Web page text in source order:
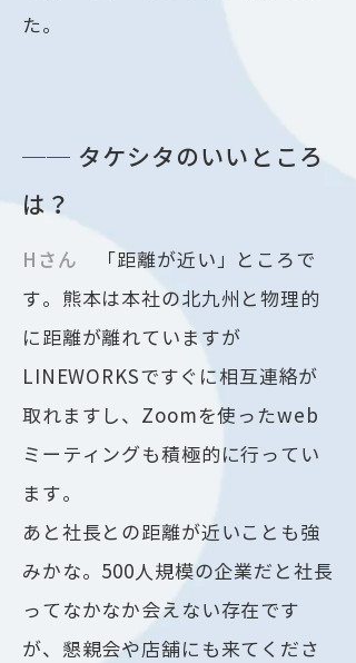
た。
── タケシタのいいところ
は？
Hさん 「距離が近い」ところで
す。熊本は本社の北九州と物理的
に距離が離れていますが
LINEWORKSですぐに相互連絡が
取れますし、Zoomを使ったweb
ミーティングも積極的に行ってい
ます。
あと社長との距離が近いことも強
みかな。500人規模の企業だと社長
ってなかなか会えない存在です
が、懇親会や店舗にも来てくださ